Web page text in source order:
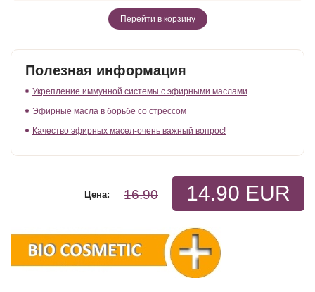
Перейти в корзину
Полезная информация
Укрепление иммунной системы с эфирными маслами
Эфирные масла в борьбе со стрессом
Качество эфирных масел-очень важный вопрос!
14.90 EUR
16.90
Цена: